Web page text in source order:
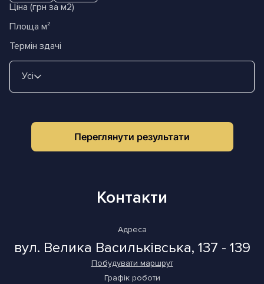
Ціна (грн за м2)
Площа м²
Термін здачі
Усі
Переглянути результати
Контакти
Адреса
вул. Велика Васильківська, 137 - 139
Побудувати маршрут
Графік роботи